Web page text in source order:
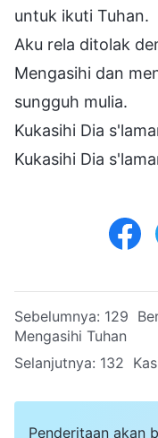
untuk ikuti Tuhan.
Aku rela ditolak
Mengasihi dan
sungguh mulia.
Kukasihi Dia
Kukasihi Dia
Sebelumnya: 129
Mengasihi Tuhan
Selanjutnya: 132
Penderitaan akan